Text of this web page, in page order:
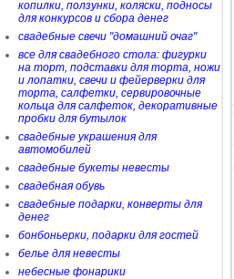
копилки, ползунки, коляски, подносы
для конкурсов и сбора денег
свадебные свечи "домашний очаг"
все для свадебного стола: фигурки
на торт, подставки для торта, ножи
и лопатки, свечи и фейерверки для
торта, салфетки, сервировочные
кольца для салфеток, декоративные
пробки для бутылок
свадебные украшения для
автомобилей
свадебные букеты невесты
свадебная обувь
свадебные подарки, конверты для
денег
бонбоньерки, подарки для гостей
белье для невесты
небесные фонарики